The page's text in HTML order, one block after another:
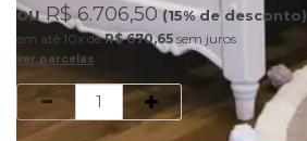
ouR$ 6.706,50 (15% de desconto)
10xdeR$ 670,65 sem juros
ver parcelas
Quantidade